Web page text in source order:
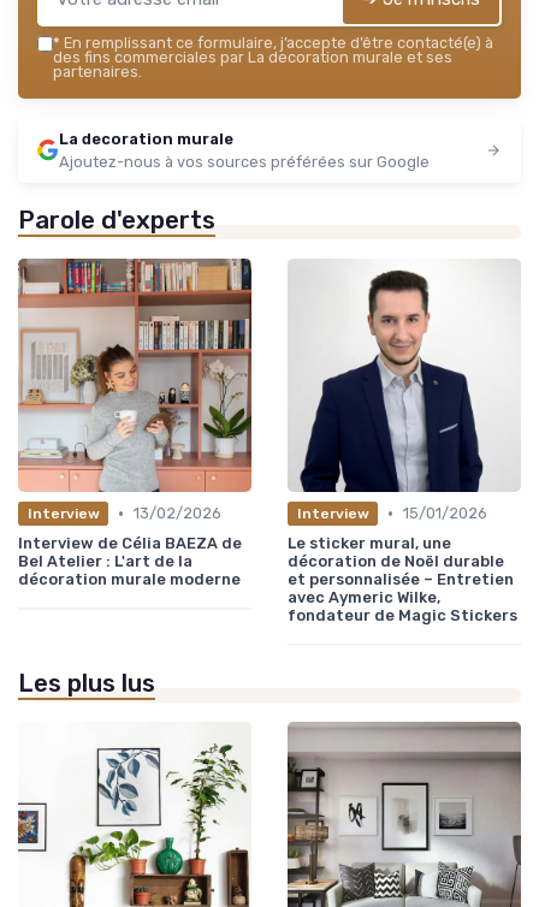
* En remplissant ce formulaire, j’accepte d’être contacté(e) à
des fins commerciales par La decoration murale et ses
partenaires.
La decoration murale
Ajoutez-nous à vos sources préférées sur Google
Parole d'experts
Interview • 13/02/2026
Interview de Célia BAEZA de
Bel Atelier : L'art de la
décoration murale moderne
Interview • 15/01/2026
Le sticker mural, une
décoration de Noël durable
et personnalisée – Entretien
avec Aymeric Wilke,
fondateur de Magic Stickers
Les plus lus